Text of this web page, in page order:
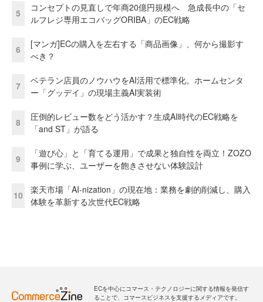
5
コンセプトの見直しで年商20億円規模へ 急成長中の「セ
ルフレジ専用エコバッグORIBA」のEC戦略
6
[マンガ]ECの購入を左右する「商品画像」、何から撮影す
べき？
7
ベテラン店員のノウハウをAI活用で標準化。ホームセンタ
ー「グッデイ」の現場主義AI実装術
8
圧倒的レビュー数をどう活かす？生成AI時代のEC戦略を
「and ST」が語る
9
「遊び心」と「育てる運用」で成果と独自性を両立！ZOZO
事例に学ぶ、ユーザーを飽きさせない体験設計
10
楽天市場「AI-nization」の現在地：業務を劇的削減し、購入
体験を革新する次世代EC戦略
ECを中心にコマース・テクノロジーに関する情報を発信す
ることで、コマースビジネスを支援するメディアです。